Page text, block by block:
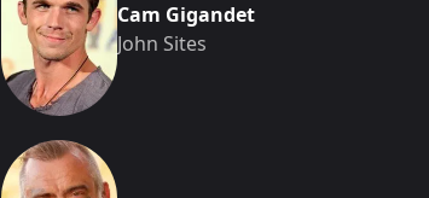
Cam Gigandet
John Sites